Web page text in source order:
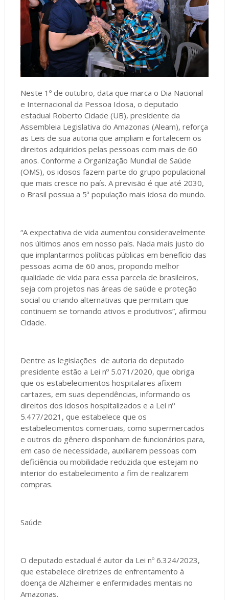
Neste 1º de outubro, data que marca o Dia Nacional
e Internacional da Pessoa Idosa, o deputado
estadual Roberto Cidade (UB), presidente da
Assembleia Legislativa do Amazonas (Aleam), reforça
as Leis de sua autoria que ampliam e fortalecem os
direitos adquiridos pelas pessoas com mais de 60
anos. Conforme a Organização Mundial de Saúde
(OMS), os idosos fazem parte do grupo populacional
que mais cresce no país. A previsão é que até 2030,
o Brasil possua a 5ª população mais idosa do mundo.
“A expectativa de vida aumentou consideravelmente
nos últimos anos em nosso país. Nada mais justo do
que implantarmos políticas públicas em benefício das
pessoas acima de 60 anos, propondo melhor
qualidade de vida para essa parcela de brasileiros,
seja com projetos nas áreas de saúde e proteção
social ou criando alternativas que permitam que
continuem se tornando ativos e produtivos”, afirmou
Cidade.
Dentre as legislações de autoria do deputado
presidente estão a Lei nº 5.071/2020, que obriga
que os estabelecimentos hospitalares afixem
cartazes, em suas dependências, informando os
direitos dos idosos hospitalizados e a Lei nº
5.477/2021, que estabelece que os
estabelecimentos comerciais, como supermercados
e outros do gênero disponham de funcionários para,
em caso de necessidade, auxiliarem pessoas com
deficiência ou mobilidade reduzida que estejam no
interior do estabelecimento a fim de realizarem
compras.
Saúde
O deputado estadual é autor da Lei nº 6.324/2023,
que estabelece diretrizes de enfrentamento à
doença de Alzheimer e enfermidades mentais no
Amazonas.